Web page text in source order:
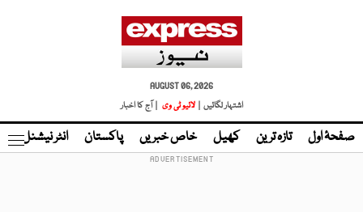
AUGUST 06, 2026
اشتہار لگائیں |
لائیو ٹی وی | آج کا اخبار
صفحۂ اول تازہ ترین کھیل خاص خبریں پاکستان انٹر نیشنل